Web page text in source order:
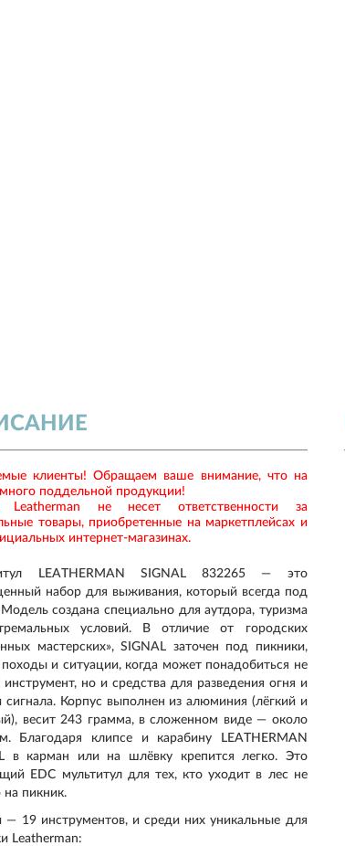
клиенты! Обращаем ваше внимание, что на
поддельной продукции!
Leatherman не несет ответственности за
товары, приобретенные на маркетплейсах и
интернет-магазинах.
LEATHERMAN SIGNAL 832265 — это
набор для выживания, который всегда под
создана специально для аутдора, туризма
условий. В отличие от городских
мастерских», SIGNAL заточен под пикники,
и ситуации, когда может понадобиться не
инструмент, но и средства для разведения огня и
сигнала. Корпус выполнен из алюминия (лёгкий и
весит 243 грамма, в сложенном виде — около
Благодаря клипсе и карабину LEATHERMAN
в карман или на шлёвку крепится легко. Это
EDC мультитул для тех, кто уходит в лес не
на пикник.
— 19 инструментов, и среди них уникальные для
Leatherman: